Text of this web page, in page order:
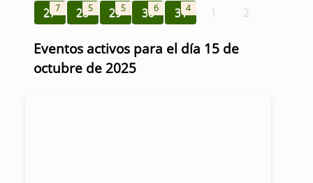
277 285 295 306 314 1 2
Eventos activos para el día 15 de
octubre de 2025